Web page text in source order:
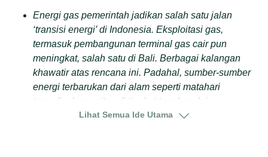
Energi gas pemerintah jadikan salah satu jalan
‘transisi energi’ di Indonesia. Eksploitasi gas,
termasuk pembangunan terminal gas cair pun
meningkat, salah satu di Bali. Berbagai kalangan
khawatir atas rencana ini. Padahal, sumber-sumber
energi terbarukan dari alam seperti matahari
tersedia, komunitas di tingkat tapak mulai
menerapkan praktik ini untuk pemenuhan energi.
Lihat Semua Ide Utama